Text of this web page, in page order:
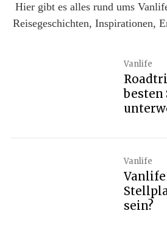
Hier gibt es alles rund ums
Reisegeschichten, Inspirationen,
Vanlife
besten
Vanlife
sein?